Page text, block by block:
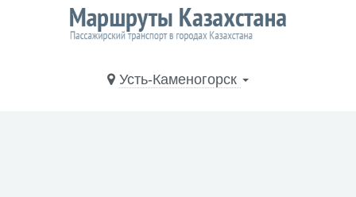
Усть-Каменогорск